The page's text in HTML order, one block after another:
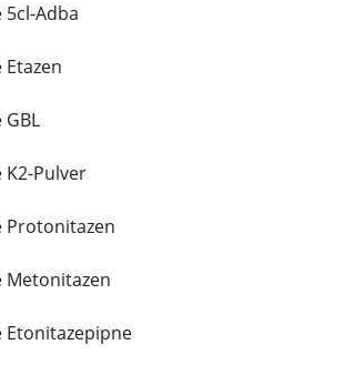
5cl-Adba
Etazen
GBL
K2-Pulver
Protonitazen
Metonitazen
Etonitazepipne